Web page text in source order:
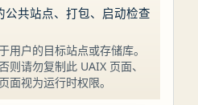
共站点、打包、启动检查
用户的目标站点或存储库。
则请勿复制此 UAIX 页面、
面视为运行时权限。